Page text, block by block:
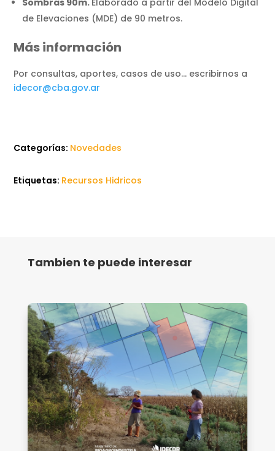
Sombras 90m. Elaborado a partir del Modelo Digital
de Elevaciones (MDE) de 90 metros.
Más información
Por consultas, aportes, casos de uso… escribirnos a
idecor@cba.gov.ar
Categorías: Novedades
Etiquetas: Recursos Hidricos
Tambien te puede interesar